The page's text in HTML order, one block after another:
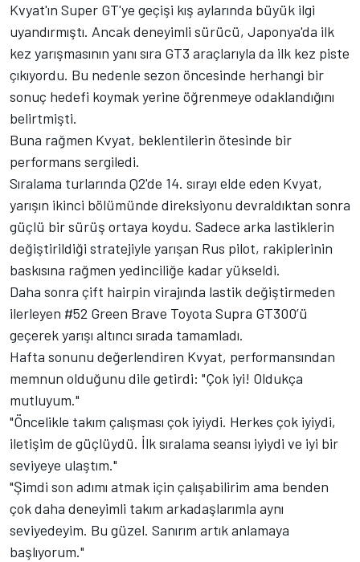
Kvyat'ın Super GT'ye geçişi kış aylarında büyük ilgi
uyandırmıştı. Ancak deneyimli sürücü, Japonya'da ilk
kez yarışmasının yanı sıra GT3 araçlarıyla da ilk kez piste
çıkıyordu. Bu nedenle sezon öncesinde herhangi bir
sonuç hedefi koymak yerine öğrenmeye odaklandığını
belirtmişti.
Buna rağmen Kvyat, beklentilerin ötesinde bir
performans sergiledi.
Sıralama turlarında Q2'de 14. sırayı elde eden Kvyat,
yarışın ikinci bölümünde direksiyonu devraldıktan sonra
güçlü bir sürüş ortaya koydu. Sadece arka lastiklerin
değiştirildiği stratejiyle yarışan Rus pilot, rakiplerinin
baskısına rağmen yedinciliğe kadar yükseldi.
Daha sonra çift hairpin virajında lastik değiştirmeden
ilerleyen #52 Green Brave Toyota Supra GT300’ü
geçerek yarışı altıncı sırada tamamladı.
Hafta sonunu değerlendiren Kvyat, performansından
memnun olduğunu dile getirdi: "Çok iyi! Oldukça
mutluyum."
"Öncelikle takım çalışması çok iyiydi. Herkes çok iyiydi,
iletişim de güçlüydü. İlk sıralama seansı iyiydi ve iyi bir
seviyeye ulaştım."
"Şimdi son adımı atmak için çalışabilirim ama benden
çok daha deneyimli takım arkadaşlarımla aynı
seviyedeyim. Bu güzel. Sanırım artık anlamaya
başlıyorum."